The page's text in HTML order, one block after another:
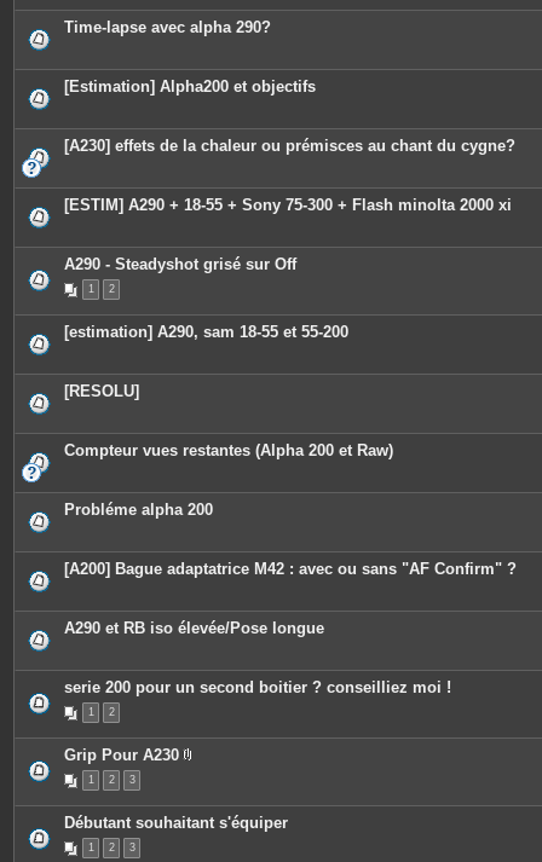
è
c
j
o
t
e
s
Time-lapse avec alpha 290?
[Estimation] Alpha200 et objectifs
[A230] effets de la chaleur ou prémisces au chant du cygne?
[ESTIM] A290 + 18-55 + Sony 75-300 + Flash minolta 2000 xi
A290 - Steadyshot grisé sur Off
1 2
[estimation] A290, sam 18-55 et 55-200
[RESOLU]
Compteur vues restantes (Alpha 200 et Raw)
Probléme alpha 200
[A200] Bague adaptatrice M42 : avec ou sans "AF Confirm" ?
A290 et RB iso élevée/Pose longue
serie 200 pour un second boitier ? conseilliez moi !
1 2
Grip Pour A230
c
e
1 2 3
Débutant souhaitant s'équiper
1 2 3